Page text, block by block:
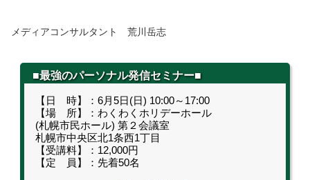
メディアコンサルタント 荒川岳志
■最強のパーソナル発信セミナー■
【日 時】：6月5日(日) 10:00～17:00
【場 所】：わくわくホリデーホール
(札幌市民ホール) 第２会議室
札幌市中央区北1条西1丁目
【受講料】：12,000円
【定 員】：先着50名